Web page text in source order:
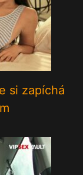
si zapíchá